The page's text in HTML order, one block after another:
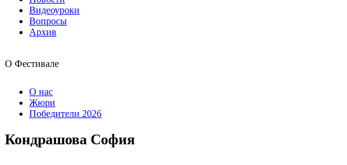
Видеоуроки
Вопросы
Архив
О Фестивале
О нас
Жюри
Победители 2026
Кондрашова София